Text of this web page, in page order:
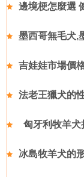
邊境梗怎麼選
墨西哥無毛犬,
吉娃娃市場價
法老王獵犬的
匈牙利牧羊犬
冰島牧羊犬的